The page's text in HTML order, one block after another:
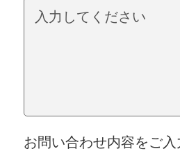
お問い合わせ内容をご入